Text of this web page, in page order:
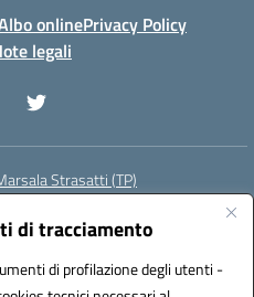
di tracciamento
di profilazione degli utenti -
onlinePrivacy Policy
legali
Strasatti (TP)